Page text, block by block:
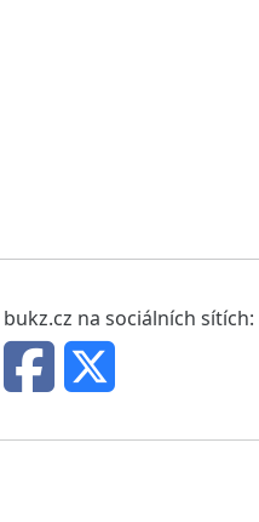
bukz.cz na sociálních sítích: